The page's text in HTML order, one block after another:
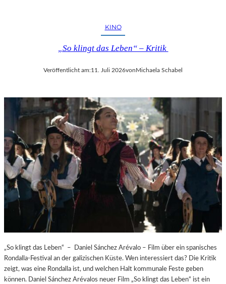
KINO
„So klingt das Leben“ – Kritik
Veröffentlicht am:11. Juli 2026vonMichaela Schabel
„So klingt das Leben“ – Daniel Sánchez Arévalo – Film über ein spanisches
Rondalla-Festival an der galizischen Küste. Wen interessiert das? Die Kritik
zeigt, was eine Rondalla ist, und welchen Halt kommunale Feste geben
können. Daniel Sánchez Arévalos neuer Film „So klingt das Leben“ ist ein